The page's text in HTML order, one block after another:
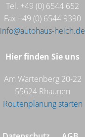
Tel. +49 (0) 6544 652
Fax +49 (0) 6544 9390
info@autohaus-heich.de
Hier finden Sie uns
Am Wartenberg 20-22
55624 Rhaunen
Routenplanung starten